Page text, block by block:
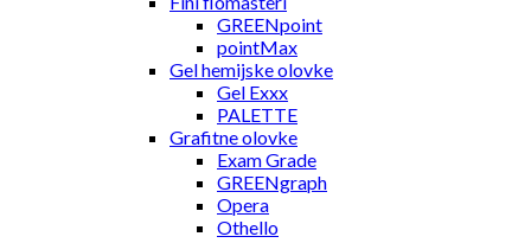
GREENpoint
pointMax
Gel hemijske olovke
Gel Exxx
PALETTE
Grafitne olovke
Exam Grade
GREENgraph
Opera
Othello